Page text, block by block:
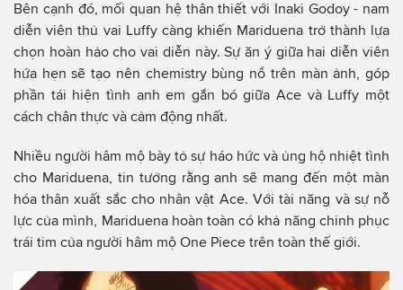
Bên cạnh đó, mối quan hệ thân thiết với Inaki Godoy - nam
diễn viên thủ vai Luffy càng khiến Mariduena trở thành lựa
chọn hoàn hảo cho vai diễn này. Sự ăn ý giữa hai diễn viên
hứa hẹn sẽ tạo nên chemistry bùng nổ trên màn ảnh, góp
phần tái hiện tình anh em gắn bó giữa Ace và Luffy một
cách chân thực và cảm động nhất.
Nhiều người hâm mộ bày tỏ sự háo hức và ủng hộ nhiệt tình
cho Mariduena, tin tưởng rằng anh sẽ mang đến một màn
hóa thân xuất sắc cho nhân vật Ace. Với tài năng và sự nỗ
lực của mình, Mariduena hoàn toàn có khả năng chinh phục
trái tim của người hâm mộ One Piece trên toàn thế giới.